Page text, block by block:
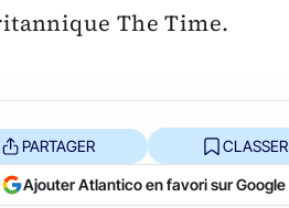
The Time.
PARTAGER CLASSER
Ajouter Atlantico en favori sur Google